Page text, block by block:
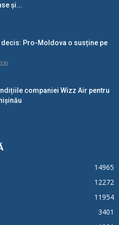
și...
decis: Pro-Moldova o susține pe
companiei Wizz Air pentru
14965
12272
11954
3401